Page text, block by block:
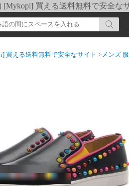
[Mykopi] 買える送料無料で安全な
買える送料無料で安全なサイト >メンズ 服